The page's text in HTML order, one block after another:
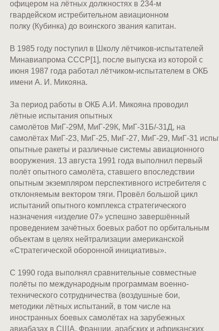
офицером на лётных должностях в 234-м
гвардейском истребительном авиационном
полку (Кубинка) до воинского звания капитан.
В 1985 году поступил в Школу лётчиков-испытателей
Минавиапрома СССР[1], после выпуска из которой с
июня 1987 года работал лётчиком-испытателем в ОКБ
имени А. И. Микояна.
За период работы в ОКБ А.И. Микояна проводил
лётные испытания опытных
самолётов МиГ-29М, МиГ-29К, МиГ-31Б/-31Д, на
самолётах МиГ-23, МиГ-25, МиГ-27, МиГ-29, МиГ-31
опытные ракеты и различные системы авиационного
вооружения. 13 августа 1991 года выполнил первый
полёт опытного самолёта, ставшего впоследствии
опытным экземпляром перспективного истребителя с
отклоняемым вектором тяги. Провёл большой цикл
испытаний опытного комплекса стратегического
назначения «изделие 07» успешно завершённый
проведением зачётных боевых работ по орбитальным
объектам в целях нейтрализации американской
«Стратегической оборонной инициативы».
С 1990 года выполнял сравнительные совместные
полёты по международным программам военно-
технического сотрудничества (воздушные бои,
методики лётных испытаний, в том числе на
иностранных боевых самолётах на зарубежных
авиабазах в США, Франции, арабских и африканских